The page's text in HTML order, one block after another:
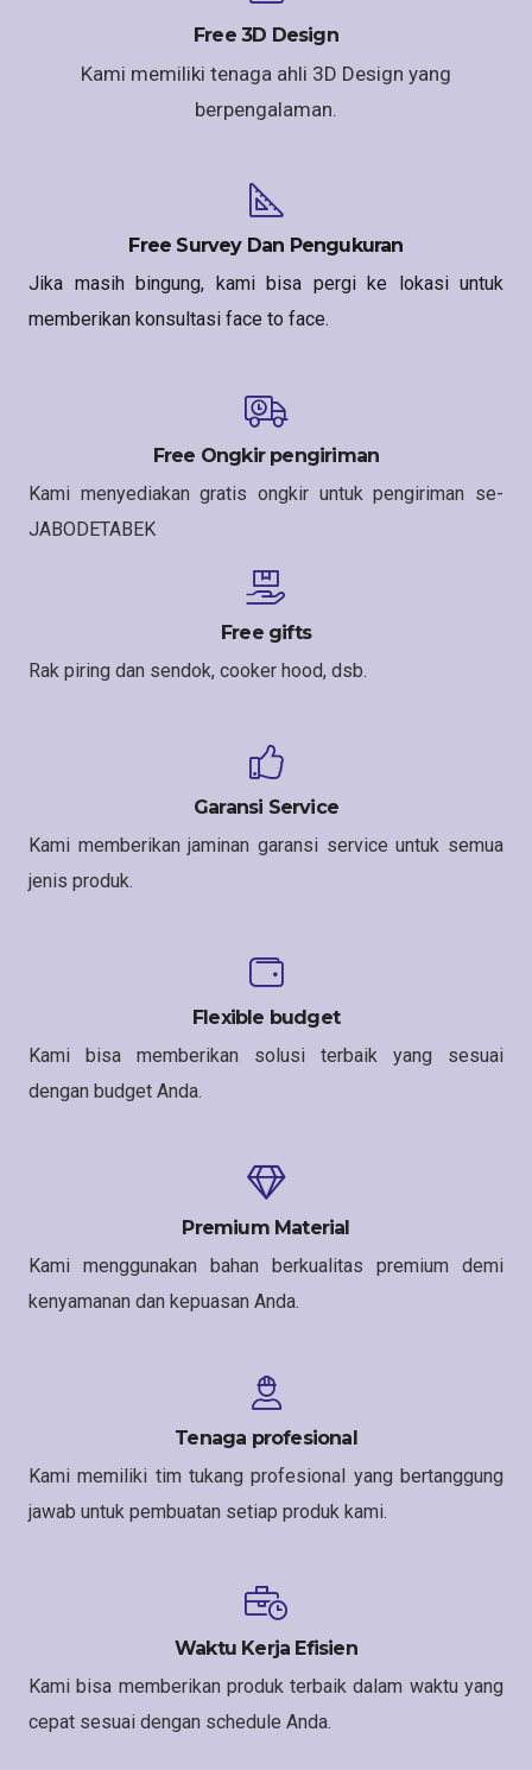
Free 3D Design
Kami memiliki tenaga ahli 3D Design yang
berpengalaman.
Free Survey Dan Pengukuran
Jika masih bingung, kami bisa pergi ke lokasi untuk
memberikan konsultasi face to face.
Free Ongkir pengiriman
Kami menyediakan gratis ongkir untuk pengiriman se-
JABODETABEK
Free gifts
Rak piring dan sendok, cooker hood, dsb.
Garansi Service
Kami memberikan jaminan garansi service untuk semua
jenis produk.
Flexible budget
Kami bisa memberikan solusi terbaik yang sesuai
dengan budget Anda.
Premium Material
Kami menggunakan bahan berkualitas premium demi
kenyamanan dan kepuasan Anda.
Tenaga profesional
Kami memiliki tim tukang profesional yang bertanggung
jawab untuk pembuatan setiap produk kami.
Waktu Kerja Efisien
Kami bisa memberikan produk terbaik dalam waktu yang
cepat sesuai dengan schedule Anda.